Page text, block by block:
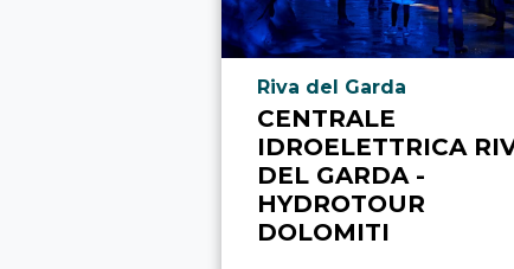
Località punto di
Riva del Garda
CENTRALE
IDROELETTRICA
DEL GARDA -
HYDROTOUR
DOLOMITI